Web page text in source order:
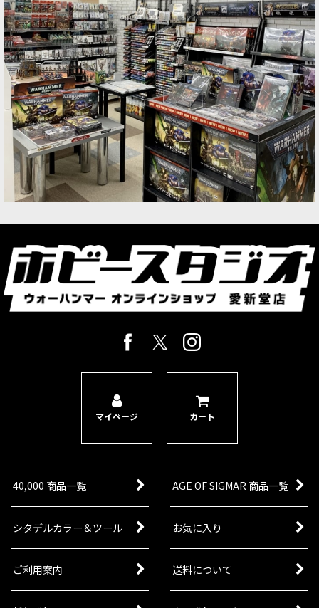
マイページ カート
40,000 商品一覧 AGE OF SIGMAR 商品一覧
シタデルカラー＆ツール お気に入り
ご利用案内 送料について